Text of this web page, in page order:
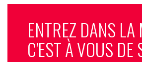
ENTREZ DANS LA
C'EST À VOUS DE